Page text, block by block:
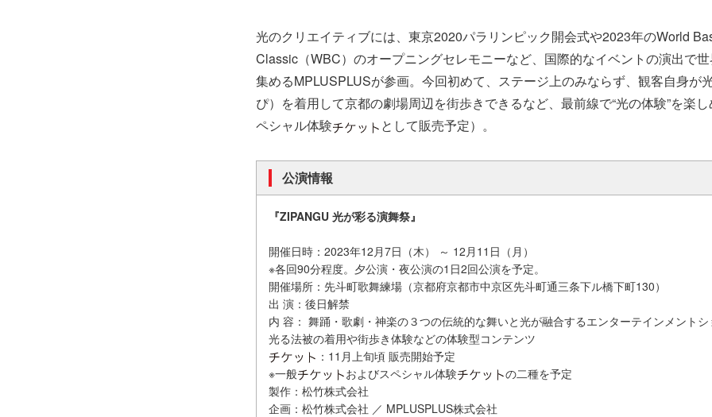
光のクリエイティブには、東京2020パラリンピック開会式や2023年のWorld
Classic（WBC）のオープニングセレモニーなど、国際的なイベントの演出で
集めるMPLUSPLUSが参画。今回初めて、ステージ上のみならず、観客自身が
ぴ）を着用して京都の劇場周辺を街歩きできるなど、最前線で“光の体験”を楽
ペシャル体験
として販売予定）。
公演情報
『ZIPANGU 光が彩る演舞祭』
開催日時：2023年12月7日（木） ～ 12月11日（月）
※各回90分程度。夕公演・夜公演の1日2回公演を予定。
開催場所：先斗町歌舞練場（京都府京都市中京区先斗町通三条下ル橋下町130）
出 演：後日解禁
内 容： 舞踊・歌劇・神楽の３つの伝統的な舞いと光が融合するエンターテインメント
光る法被の着用や街歩き体験などの体験型コンテンツ
：11月上旬頃 販売開始予定
※一般
およびスペシャル体験
の二種を予定
製作：松竹株式会社
企画：松竹株式会社 ／ MPLUSPLUS株式会社